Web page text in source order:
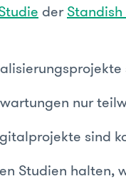
der
nur
sind
Studien halten,